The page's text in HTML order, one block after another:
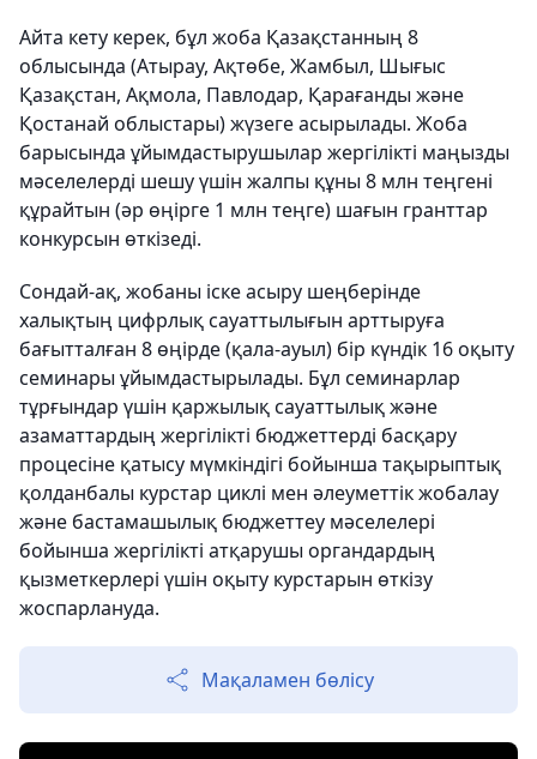
Айта кету керек, бұл жоба Қазақстанның 8
облысында (Атырау, Ақтөбе, Жамбыл, Шығыс
Қазақстан, Ақмола, Павлодар, Қарағанды және
Қостанай облыстары) жүзеге асырылады. Жоба
барысында ұйымдастырушылар жергілікті маңызды
мәселелерді шешу үшін жалпы құны 8 млн теңгені
құрайтын (әр өңірге 1 млн теңге) шағын гранттар
конкурсын өткізеді.
Сондай-ақ, жобаны іске асыру шеңберінде
халықтың цифрлық сауаттылығын арттыруға
бағытталған 8 өңірде (қала-ауыл) бір күндік 16 оқыту
семинары ұйымдастырылады. Бұл семинарлар
тұрғындар үшін қаржылық сауаттылық және
азаматтардың жергілікті бюджеттерді басқару
процесіне қатысу мүмкіндігі бойынша тақырыптық
қолданбалы курстар циклі мен әлеуметтік жобалау
және бастамашылық бюджеттеу мәселелері
бойынша жергілікті атқарушы органдардың
қызметкерлері үшін оқыту курстарын өткізу
жоспарлануда.
Мақаламен бөлісу